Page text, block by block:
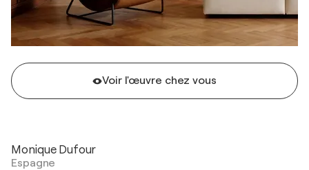
Voir l'œuvre chez vous
Monique Dufour
Espagne